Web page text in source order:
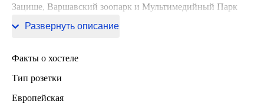
Зацише, Варшавский зоопарк и Мультимедийный Парк
Развернуть описание
Факты о хостеле
Тип розетки
Европейская